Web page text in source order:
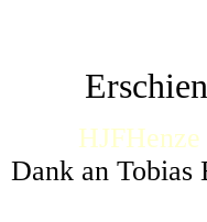
Dank an